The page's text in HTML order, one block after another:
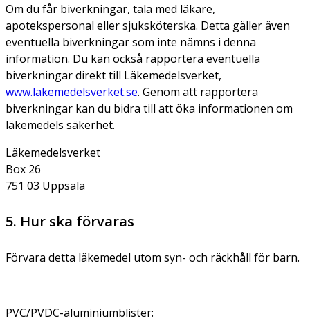
Om du får biverkningar, tala med läkare,
apotekspersonal eller sjuksköterska. Detta gäller även
eventuella biverkningar som inte nämns i denna
information. Du kan också rapportera eventuella
biverkningar direkt till Läkemedelsverket,
www.lakemedelsverket.se. Genom att rapportera
biverkningar kan du bidra till att öka informationen om
läkemedels säkerhet.
Läkemedelsverket
Box 26
751 03 Uppsala
5. Hur ska förvaras
Förvara detta läkemedel utom syn- och räckhåll för barn.
PVC/PVDC-aluminiumblister: